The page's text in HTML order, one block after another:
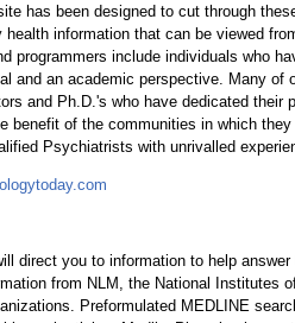
has been designed to cut through
health information that can be viewed
programmers include individuals who
and an academic perspective. Many of
and Ph.D.'s who have dedicated their
benefit of the communities in which
Psychiatrists with unrivalled
direct you to information to help
from NLM, the National Institutes
Preformulated MEDLINE